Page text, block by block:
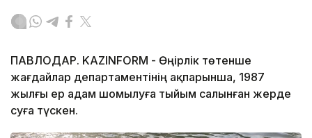
ПАВЛОДАР. KAZINFORM - Өңірлік төтенше
жағдайлар департаментінің ақпарынша, 1987
жылғы ер адам шомылуға тыйым салынған жерде
суға түскен.